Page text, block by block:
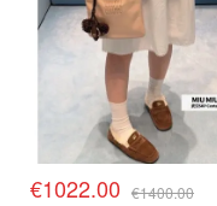
€1022.00 €1400.00